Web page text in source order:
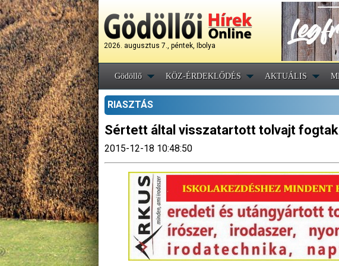
2026. augusztus 7., péntek, Ibolya
Gödöllő KÖZ-ÉRDEKLŐDÉS AKTUÁLIS
RIASZTÁS
Sértett által visszatartott tolvajt fogtak
2015-12-18 10:48:50